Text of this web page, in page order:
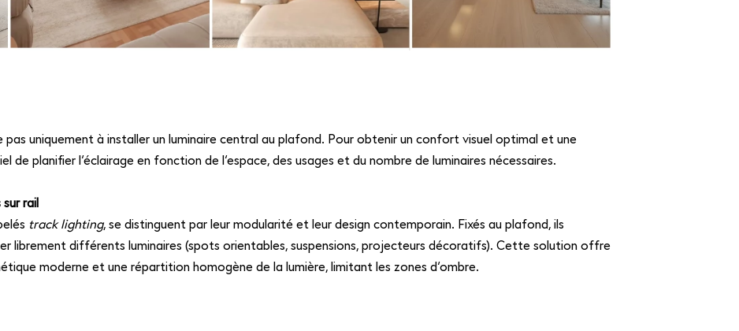
pas uniquement à installer un luminaire central au plafond. Pour obtenir un confort visuel optimal et une
de planifier l’éclairage en fonction de l’espace, des usages et du nombre de luminaires nécessaires.
rail
track lighting, se distinguent par leur modularité et leur design contemporain. Fixés au plafond, ils
librement différents luminaires (spots orientables, suspensions, projecteurs décoratifs). Cette solution offre
moderne et une répartition homogène de la lumière, limitant les zones d’ombre.